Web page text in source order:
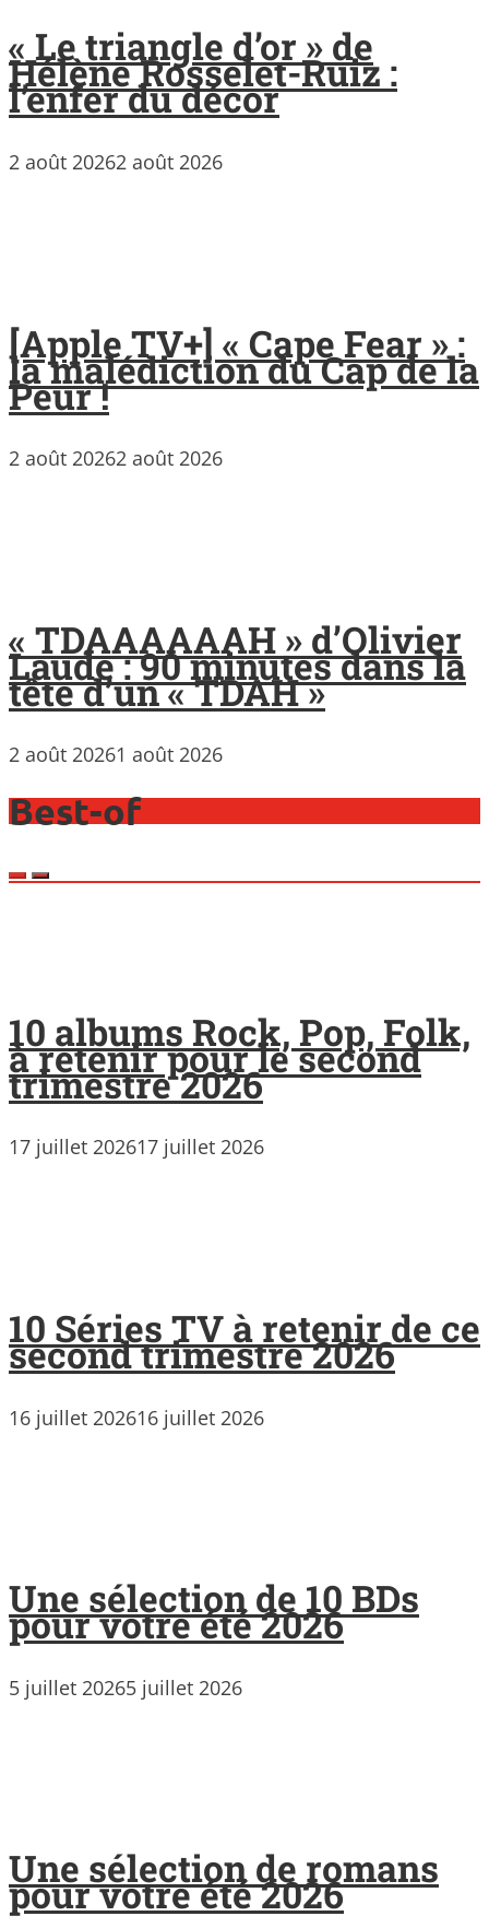
« Le triangle d’or » de
Hélène Rosselet-Ruiz :
l’enfer du décor
2 août 20262 août 2026
[Apple TV+] « Cape Fear » :
la malédiction du Cap de la
Peur !
2 août 20262 août 2026
« TDAAAAAAH » d’Olivier
Laude : 90 minutes dans la
tête d’un « TDAH »
2 août 20261 août 2026
Best-of
10 albums Rock, Pop, Folk,
à retenir pour le second
trimestre 2026
17 juillet 202617 juillet 2026
10 Séries TV à retenir de ce
second trimestre 2026
16 juillet 202616 juillet 2026
Une sélection de 10 BDs
pour votre été 2026
5 juillet 20265 juillet 2026
Une sélection de romans
pour votre été 2026